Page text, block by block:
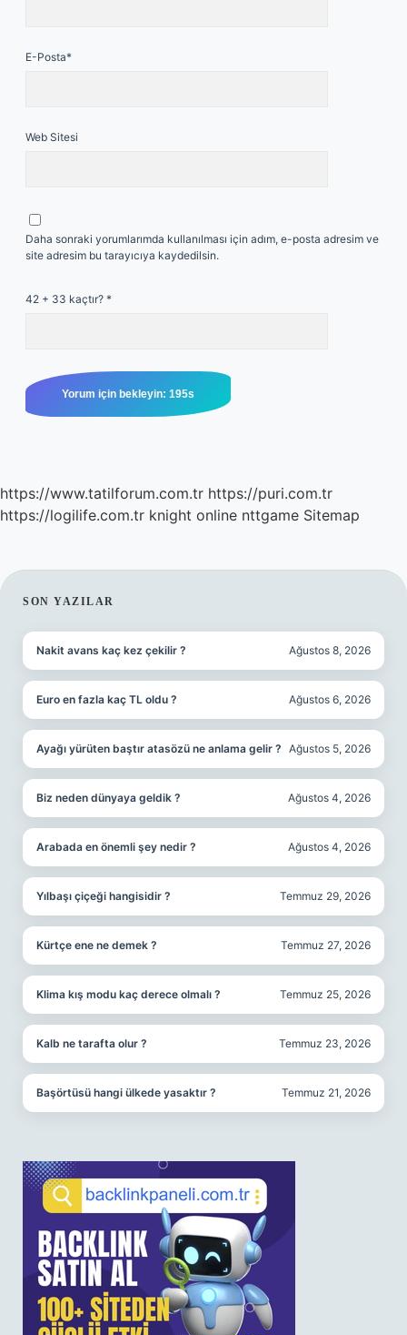
E-Posta*
Web Sitesi
Daha sonraki yorumlarımda kullanılması için adım, e-posta adresim ve
site adresim bu tarayıcıya kaydedilsin.
42 + 33 kaçtır? *
https://www.tatilforum.com.tr https://puri.com.tr
https://logilife.com.tr knight online nttgame Sitemap
SIDEBAR
SON YAZILAR
Nakit avans kaç kez çekilir ? Ağustos 8, 2026
Euro en fazla kaç TL oldu ? Ağustos 6, 2026
Ayağı yürüten baştır atasözü ne anlama gelir ? Ağustos 5, 2026
Biz neden dünyaya geldik ? Ağustos 4, 2026
Arabada en önemli şey nedir ? Ağustos 4, 2026
Yılbaşı çiçeği hangisidir ? Temmuz 29, 2026
Kürtçe ene ne demek ? Temmuz 27, 2026
Klima kış modu kaç derece olmalı ? Temmuz 25, 2026
Kalb ne tarafta olur ? Temmuz 23, 2026
Başörtüsü hangi ülkede yasaktır ? Temmuz 21, 2026